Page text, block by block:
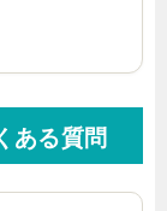
ある質問